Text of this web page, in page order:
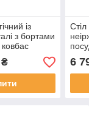
із
з бортами
6